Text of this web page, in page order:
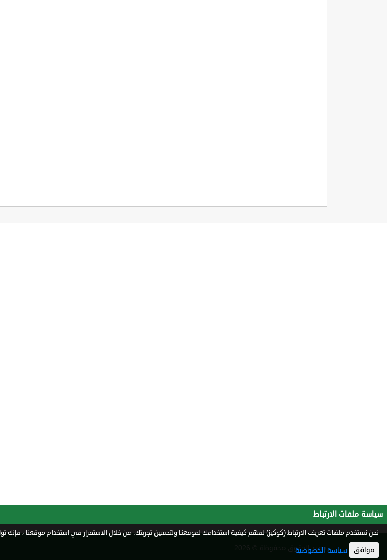
جميع الحقوق محفوظة © 2026
سياسة ملفات الارتباط
نحن نستخدم ملفات تعريف الارتباط (كوكيز) لفهم كيفية استخدامك لموقعنا ولتحسين تجربتك. من خلال الاستمرار في استخدام موقعنا ، فإنك
موافق سياسة الخصوصية